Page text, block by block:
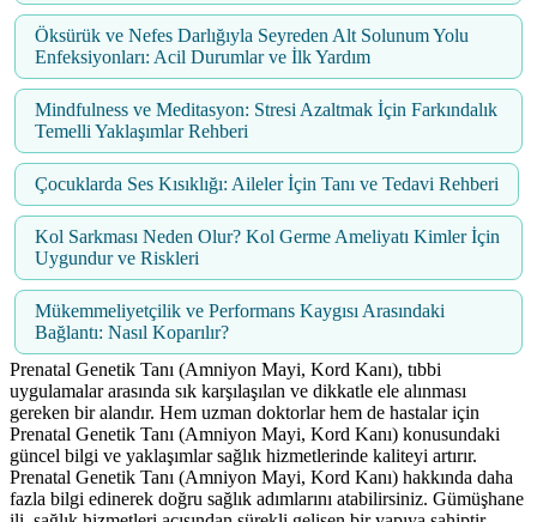
Öksürük ve Nefes Darlığıyla Seyreden Alt Solunum Yolu
Enfeksiyonları: Acil Durumlar ve İlk Yardım
Mindfulness ve Meditasyon: Stresi Azaltmak İçin Farkındalık
Temelli Yaklaşımlar Rehberi
Çocuklarda Ses Kısıklığı: Aileler İçin Tanı ve Tedavi Rehberi
Kol Sarkması Neden Olur? Kol Germe Ameliyatı Kimler İçin
Uygundur ve Riskleri
Mükemmeliyetçilik ve Performans Kaygısı Arasındaki
Bağlantı: Nasıl Koparılır?
Prenatal Genetik Tanı (Amniyon Mayi, Kord Kanı), tıbbi
uygulamalar arasında sık karşılaşılan ve dikkatle ele alınması
gereken bir alandır. Hem uzman doktorlar hem de hastalar için
Prenatal Genetik Tanı (Amniyon Mayi, Kord Kanı) konusundaki
güncel bilgi ve yaklaşımlar sağlık hizmetlerinde kaliteyi artırır.
Prenatal Genetik Tanı (Amniyon Mayi, Kord Kanı) hakkında daha
fazla bilgi edinerek doğru sağlık adımlarını atabilirsiniz. Gümüşhane